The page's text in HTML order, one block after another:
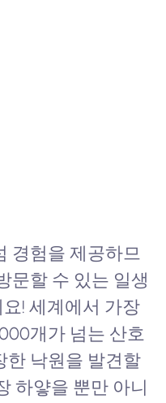
경험을 제공하므
문할 수 있는 일생
! 세계에서 가장
개가 넘는 산호
한 낙원을 발견할
하얗을 뿐만 아니